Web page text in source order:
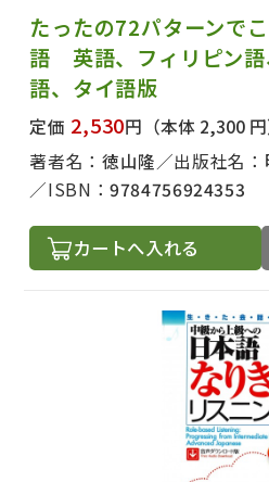
たったの72パターンで
語 英語、フィリピン語
語、タイ語版
定価 2,530円 （本体 2,300 円
著者名： 徳山隆 出版社名：
ISBN：9784756924353
カートへ入れる